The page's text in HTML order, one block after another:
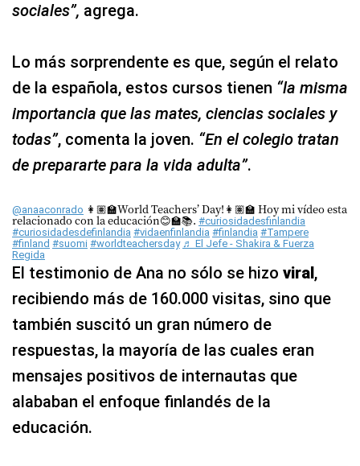
sociales”, agrega.
Lo más sorprendente es que, según el relato
de la española, estos cursos tienen “la misma
importancia que las mates, ciencias sociales y
todas”, comenta la joven. “En el colegio tratan
de prepararte para la vida adulta”.
@anaaconrado 👩🏽‍🏫World Teachers’ Day!👩🏽‍🏫 Hoy mi vídeo esta
relacionado con la educación😊🏫📚. #curiosidadesfinlandia
#curiosidadesdefinlandia #vidaenfinlandia #finlandia #Tampere
#finland #suomi #worldteachersday ♬ El Jefe - Shakira & Fuerza
Regida
El testimonio de Ana no sólo se hizo viral,
recibiendo más de 160.000 visitas, sino que
también suscitó un gran número de
respuestas, la mayoría de las cuales eran
mensajes positivos de internautas que
alababan el enfoque finlandés de la
educación.